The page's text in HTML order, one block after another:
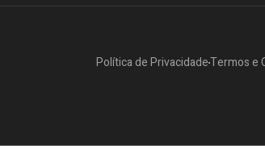
Política de PrivacidadeTermos e